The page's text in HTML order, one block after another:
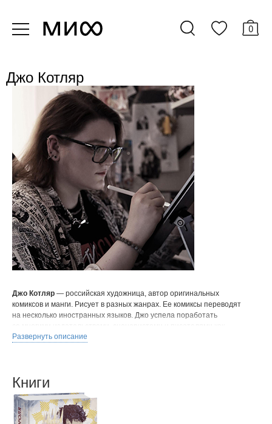
0
Джо Котляр
Джо Котляр — российская художница, автор оригинальных
комиксов и манги. Рисует в разных жанрах. Ее комиксы переводят
на несколько иностранных языков. Джо успела поработать
иллюстратор и комиксист. Один из комиксов, над которым работала
Ооба, Кацухиро Отомо, Наоко Такэути и многих других.
Развернуть описание
Книги